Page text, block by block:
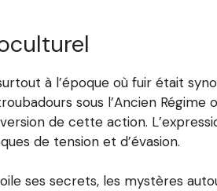
à l’époque où fuir était
sous l’Ancien
de cette action.
de tension et d’évasion.
ses secrets, les mystères